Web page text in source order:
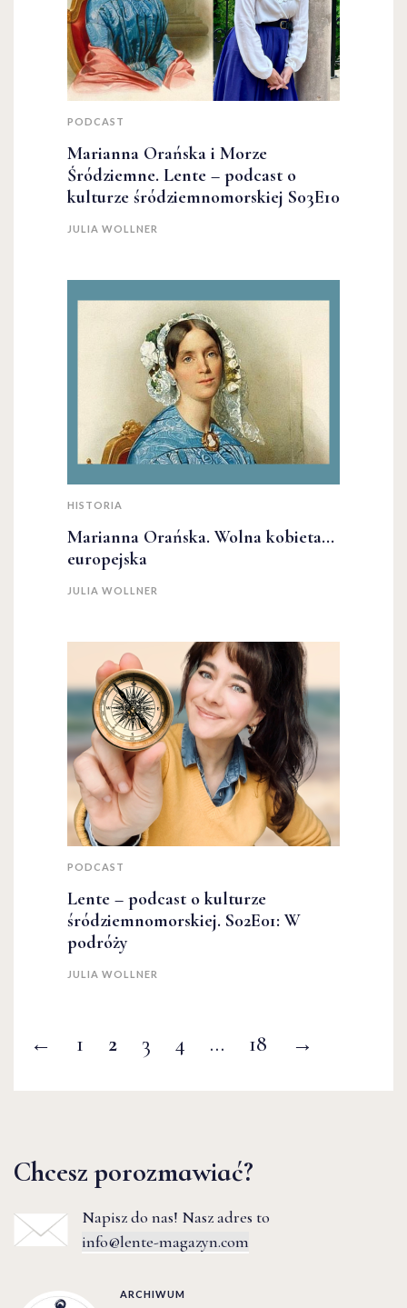
PODCAST
Marianna Orańska i Morze
Śródziemne. Lente – podcast o
kulturze śródziemnomorskiej S03E10
JULIA WOLLNER
HISTORIA
Marianna Orańska. Wolna kobieta...
europejska
JULIA WOLLNER
PODCAST
Lente – podcast o kulturze
śródziemnomorskiej. S02E01: W
podróży
JULIA WOLLNER
← 1 2 3 4 … 18 →
Chcesz porozmawiać?
Napisz do nas! Nasz adres to
info@lente-magazyn.com
ARCHIWUM